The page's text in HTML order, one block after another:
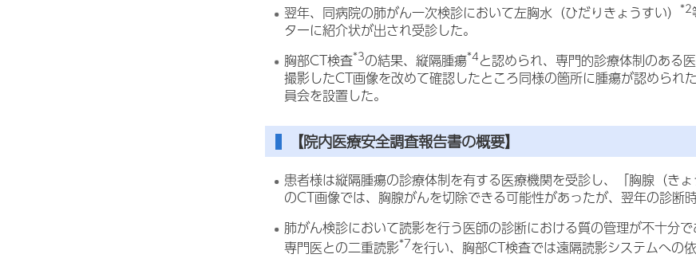
翌年、同病院の肺がん一次検診において左胸水（ひだりきょうすい）*2
ターに紹介状が出され受診した。
胸部CT検査*3の結果、縦隔腫瘍*4と認められ、専門的診療体制のある
撮影したCT画像を改めて確認したところ同様の箇所に腫瘍が認めら
員会を設置した。
【院内医療安全調査報告書の概要】
患者様は縦隔腫瘍の診療体制を有する医療機関を受診し、「胸腺（きょ
のCT画像では、胸腺がんを切除できる可能性があったが、翌年の診断
肺がん検診において読影を行う医師の診断における質の管理が不十分
専門医との二重読影*7を行い、胸部CT検査では遠隔読影システムへの